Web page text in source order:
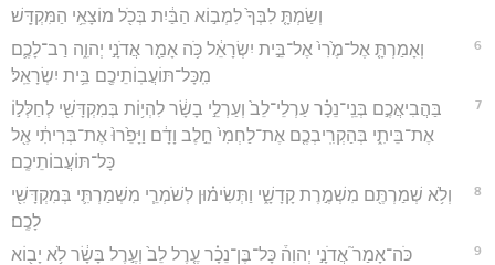
וְשַׂמְתָּ֤ לִבְּךָ֙ לִמְב֣וֹא הַבַּ֔יִת בְּכֹ֖ל מוֹצָאֵ֥י הַמִּקְדָּֽשׁ׃
6
וְאָמַרְתָּ֤ אֶל־מֶ֙רִי֙ אֶל־בֵּ֣ית יִשְׂרָאֵ֔ל כֹּ֥ה אָמַ֖ר אֲדֹנָ֣י יְהוִ֑ה רַב־לָכֶ֛ם
מִֽכָּל־תּוֹעֲבֽוֹתֵיכֶ֖ם בֵּ֥ית יִשְׂרָאֵֽל׃
7
בַּהֲבִיאֲכֶ֣ם בְּנֵֽי־נֵכָ֗ר עַרְלֵי־לֵב֙ וְעַרְלֵ֣י בָשָׂ֔ר לִהְי֥וֹת בְּמִקְדָּשִׁ֖י לְחַלְּל֣וֹ
אֶת־בֵּיתִ֑י בְּהַקְרִֽיבְכֶ֤ם אֶת־לַחְמִי֙ חֵ֣לֶב וָדָ֔ם וַיָּפֵ֙רוּ֙ אֶת־בְּרִיתִ֔י אֶ֖ל
כָּל־תּוֹעֲבוֹתֵיכֶֽם׃
8
וְלֹ֥א שְׁמַרְתֶּ֖ם מִשְׁמֶ֣רֶת קָדָשָׁ֑י וַתְּשִׂימ֗וּן לְשֹׁמְרֵ֧י מִשְׁמַרְתִּ֛י בְּמִקְדָּשִׁ֖י
לָכֶֽם׃
9
כֹּה־אָמַר֮ אֲדֹנָ֣י יְהוִה֒ כָּל־בֶּן־נֵכָ֗ר עֶ֤רֶל לֵב֙ וְעֶ֣רֶל בָּשָׂ֔ר לֹ֥א יָב֖וֹא